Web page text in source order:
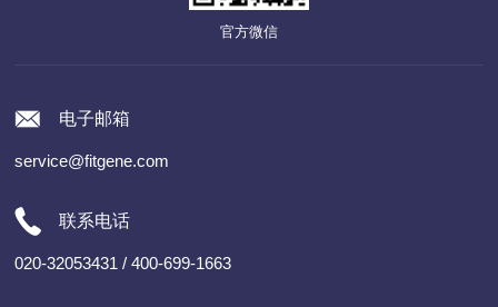
官方微信
电子邮箱
service@fitgene.com
联系电话
020-32053431 / 400-699-1663